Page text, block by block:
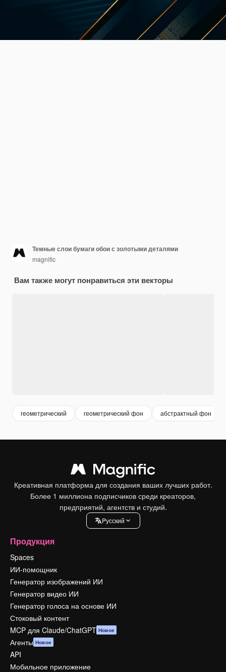
Темные слои бумаги обои с золотыми деталями
magnific
Вам также могут понравиться эти векторы
геометрический геометрический фон абстрактный фон
Креативная платформа для создания ваших лучших работ.
Более 1 миллиона подписчиков среди креаторов,
предприятий, агентств и студий.
Pусский
Продукция
Spaces
ИИ-помощник
Генератор изображений ИИ
Генератор видео ИИ
Генератор голоса на основе ИИ
Стоковый контент
MCP для Claude/ChatGPT Новое
Агенты Новое
API
Мобильное приложение